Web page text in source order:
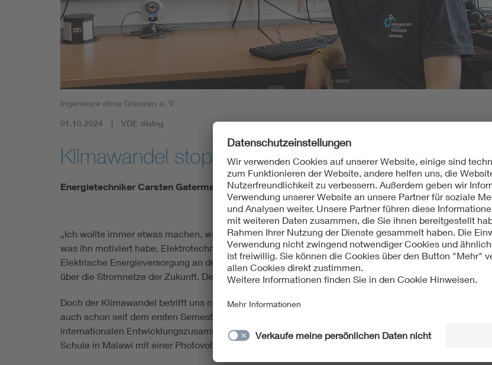
Ingenieure ohne Grenzen e. V.
01.10.2024 VDE dialog
Klimawandel stoppen, weltweit!
Energietechniker Carsten Gatermann forscht über die Elektrische Versorgung der Zukunft.
„Ich wollte immer etwas machen, was einen Impact hat“, antwortet Carsten Gatermann auf die Frage,
was ihn motiviert habe, Elektrotechnik zu studieren. Als wissenschaftlicher Mitarbeiter im Fachgebiet
Elektrische Energieversorgung an der Technischen Universität Ilmenau forscht der 24-Jährige heute
über die Stromnetze der Zukunft. Denn nur mit solchen Netzen wird die Energiewende funktionieren.
Doch der Klimawandel betrifft uns nicht nur hierzulande. Deshalb engagiert sich der Energietechniker
auch schon seit dem ersten Semester bei Ingenieure ohne Grenzen, einer Organisation der
internationalen Entwicklungszusammenarbeit. Aktuell arbeitet er bei einem Projekt mit, in dem eine
Schule in Malawi mit einer Photovoltaikanlage ausgestattet wird. (MSK)